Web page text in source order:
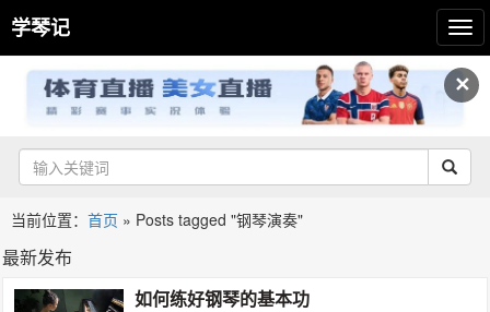
✕
学琴记
当前位置： 首页 » Posts tagged "钢琴演奏"
最新发布
如何练好钢琴的基本功